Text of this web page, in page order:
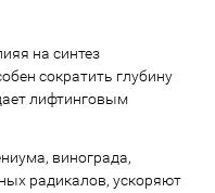
на синтез
сократить глубину
лифтинговым
винограда,
радикалов, ускоряют